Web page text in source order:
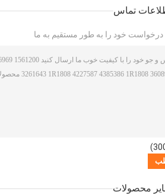
تماس
درخواست خود را به طور مستقیم به ما
محصولات